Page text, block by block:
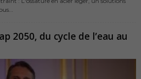
2050, du cycle de l’eau au